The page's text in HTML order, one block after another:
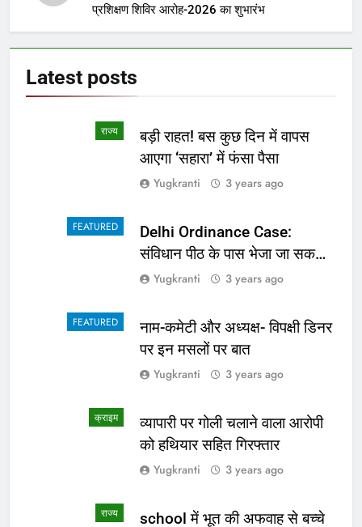
प्रशिक्षण शिविर आरोह-2026 का शुभारंभ
Latest posts
राज्य
बड़ी राहत! बस कुछ दिन में वापस
आएगा ‘सहारा’ में फंसा पैसा
Yugkranti 3 years ago
FEATURED
Delhi Ordinance Case:
संविधान पीठ के पास भेजा जा सकता
है अध्यादेश का मामला
Yugkranti 3 years ago
FEATURED
नाम-कमेटी और अध्यक्ष- विपक्षी डिनर
पर इन मसलों पर बात
Yugkranti 3 years ago
क्राइम
व्यापारी पर गोली चलाने वाला आरोपी
को हथियार सहित गिरफ्तार
Yugkranti 3 years ago
राज्य school में भूत की अफवाह से बच्चे